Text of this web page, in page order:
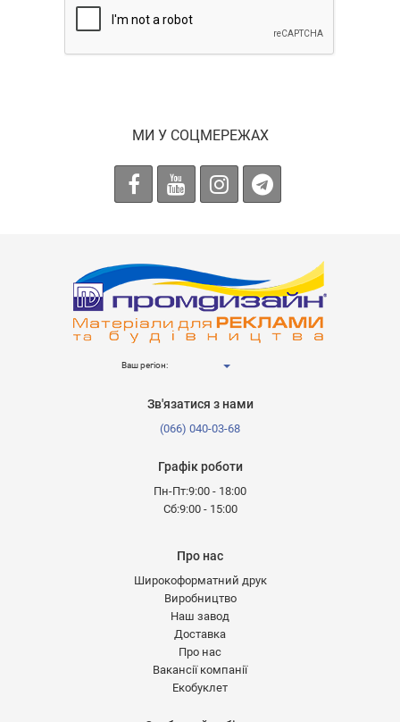
МИ У СОЦМЕРЕЖАХ
Ваш регіон:
Зв'язатися з нами
(066) 040-03-68
Графік роботи
Пн-Пт:9:00 - 18:00
Сб:9:00 - 15:00
Про нас
Широкоформатний друк
Виробництво
Наш завод
Доставка
Про нас
Вакансії компанії
Екобуклет